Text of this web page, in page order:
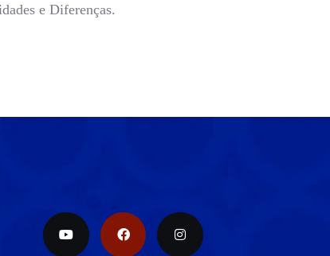
e Diferenças.